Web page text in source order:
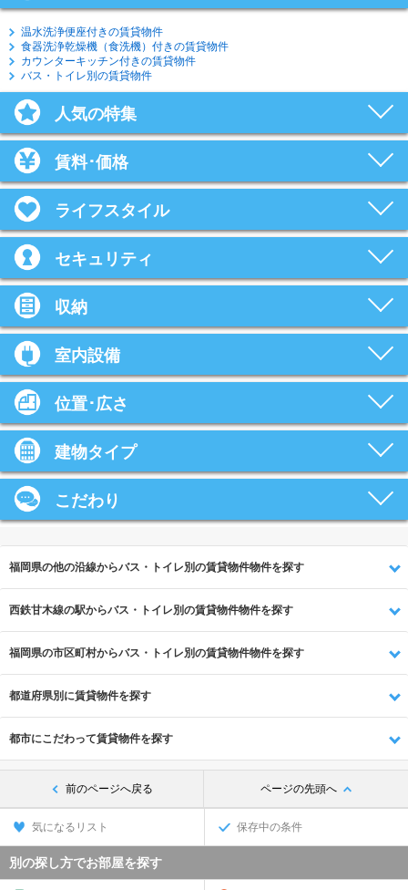
温水洗浄便座付きの賃貸物件
食器洗浄乾燥機（食洗機）付きの賃貸物件
カウンターキッチン付きの賃貸物件
バス・トイレ別の賃貸物件
人気の特集
賃料･価格
ライフスタイル
セキュリティ
収納
室内設備
位置･広さ
建物タイプ
こだわり
福岡県の他の沿線からバス・トイレ別の賃貸物件物件を探す
西鉄甘木線の駅からバス・トイレ別の賃貸物件物件を探す
福岡県の市区町村からバス・トイレ別の賃貸物件物件を探す
都道府県別に賃貸物件を探す
都市にこだわって賃貸物件を探す
前のページへ戻る ページの先頭へ
気になるリスト 保存中の条件
別の探し方でお部屋を探す